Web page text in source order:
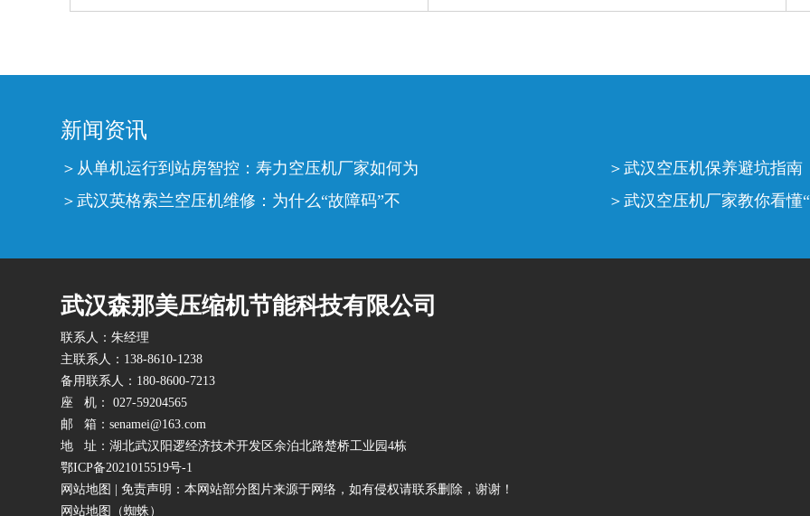
新闻资讯
从单机运行到站房智控：寿力空压机厂家如何为
武汉空压机保养避坑指南
武汉英格索兰空压机维修：为什么“故障码”不
武汉空压机厂家教你看懂
武汉森那美压缩机节能科技有限公司
联系人：朱经理
主联系人：138-8610-1238
备用联系人：180-8600-7213
座 机： 027-59204565
邮 箱：senamei@163.com
地 址：湖北武汉阳逻经济技术开发区余泊北路楚桥工业园4栋
鄂ICP备2021015519号-1
网站地图
| 免责声明：本网站部分图片来源于网络，如有侵权请联系删除，谢谢！
网站地图（蜘蛛）